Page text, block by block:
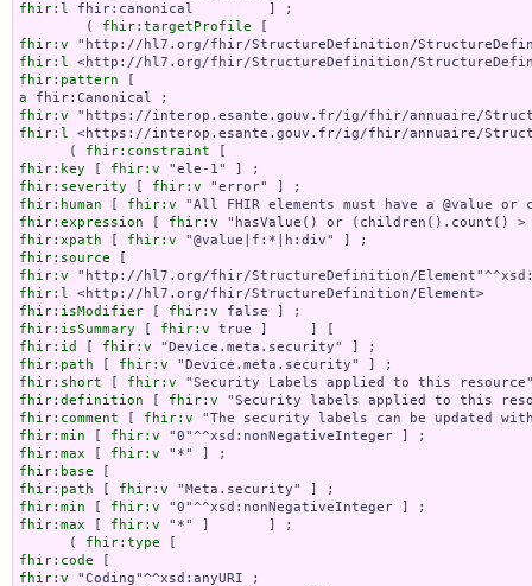
fhir:l fhir:canonical         ] ;
        (
fhir:targetProfile
fhir:v
fhir:l
fhir:pattern
a
fhir:v
fhir:l <https://interop.esante.gouv.fr/ig/fhir/annuaire/
      (
fhir:constraint
fhir:key [ fhir:v
fhir:severity [ fhir:v
fhir:human [ fhir:v
fhir:expression [ fhir:v
fhir:xpath [ fhir:v
fhir:source
fhir:v
fhir:l
fhir:isModifier [ fhir:v
fhir:isSummary [ fhir:v
fhir:id
[ fhir:v
fhir:path [ fhir:v
fhir:short [ fhir:v
fhir:definition [ fhir:v
fhir:comment [ fhir:v
fhir:min [ fhir:v
fhir:max [ fhir:v
fhir:base
fhir:path [ fhir:v
fhir:min [ fhir:v
fhir:max [ fhir:v "*" ]       ] ;
      (
fhir:type
fhir:code
fhir:v